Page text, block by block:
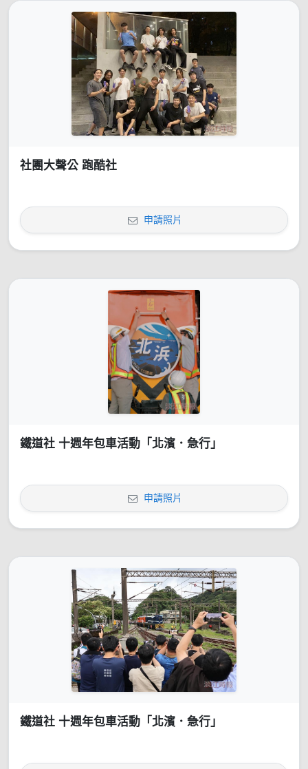
社團大聲公 跑酷社
申請照片
鐵道社 十週年包車活動「北濱．急行」
申請照片
鐵道社 十週年包車活動「北濱．急行」